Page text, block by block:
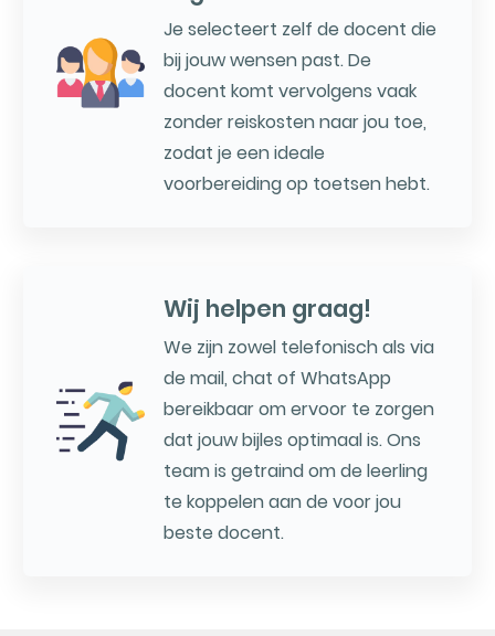
Je selecteert zelf de docent die
bij jouw wensen past. De
docent komt vervolgens vaak
zonder reiskosten naar jou toe,
zodat je een ideale
voorbereiding op toetsen hebt.
Wij helpen graag!
We zijn zowel telefonisch als via
de mail, chat of WhatsApp
bereikbaar om ervoor te zorgen
dat jouw bijles optimaal is. Ons
team is getraind om de leerling
te koppelen aan de voor jou
beste docent.